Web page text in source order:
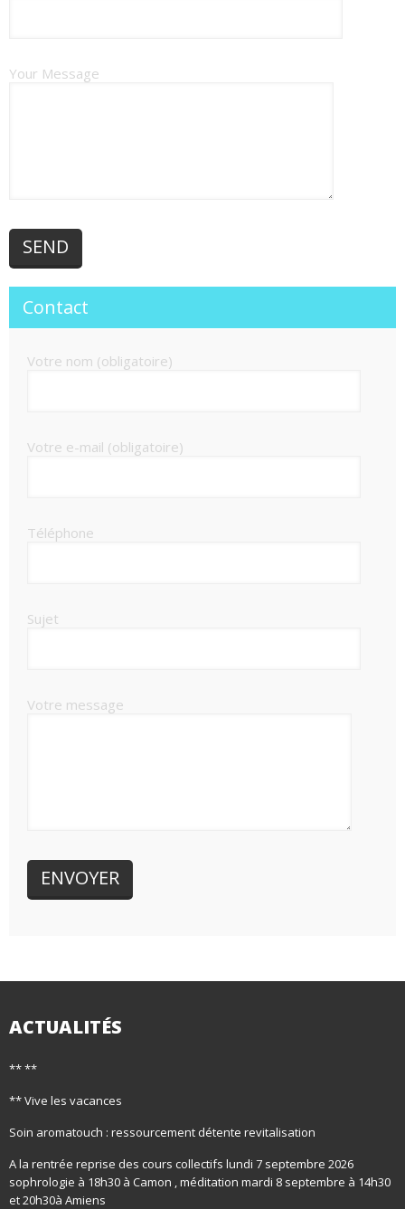
Your Message
Contact
Votre nom (obligatoire)
Votre e-mail (obligatoire)
Téléphone
Sujet
Votre message
ACTUALITÉS
** **
** Vive les vacances
Soin aromatouch : ressourcement détente revitalisation
A la rentrée reprise des cours collectifs lundi 7 septembre 2026
sophrologie à 18h30 à Camon , méditation mardi 8 septembre à 14h30
et 20h30à Amiens